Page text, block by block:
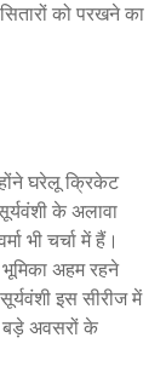
को परखने का
घरेलू क्रिकेट
के अलावा
भी चर्चा में हैं।
भूमिका अहम रहने
इस सीरीज में
बड़े अवसरों के